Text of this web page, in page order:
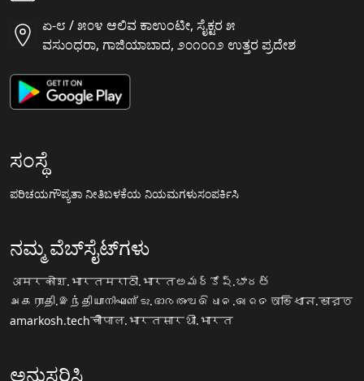
ಏ-೮ / ೫೦೪ ಆಲಿವ ಕಾಉಂಟೀ, ಸೈಕ್ಟರ ೫
ವಸುಂಧರಾ, ಗಾಜಿಯಾಬಾದ, ೨೦೧೦೧೨ ಉತ್ತರ ಪ್ರದೇಶ
ಸಂಸ್ಥೆ
ಪರಿಚಯಗೌಪ್ಯತಾ ನೀತಿಬಳಕೆಯ ನಿಯಮಗಳುಸಂಪರ್ಕಿಸಿ
ನಮ್ಮ ವೆಬ್‌ಸೈಟ್‌ಗಳು
अमरकोश.भारतमराठी.भारतఅమర్కోష్.భారత్
அகராதி.இந்தியாനിഘണ്ടു.ഭാരതംଅଭିଧାନ.ଭାରତ অভিধান.ভারত
amarkosh.techचौपाल.भारतसारथी.भारत
ಅನುಸರಿಸಿ